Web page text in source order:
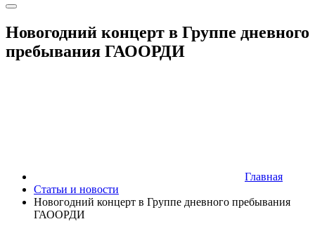
Новогодний концерт в Группе дневного
пребывания ГАООРДИ
Главная
Статьи и новости
Новогодний концерт в Группе дневного пребывания
ГАООРДИ